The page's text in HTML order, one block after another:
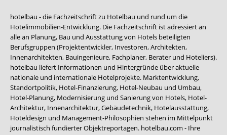
hotelbau - die Fachzeitschrift zu Hotelbau und rund um die
Hotelimmobilien-Entwicklung. Die Fachzeitschrift ist adressiert an
alle an Planung, Bau und Ausstattung von Hotels beteiligten
Berufsgruppen (Projektentwickler, Investoren, Architekten,
Innenarchitekten, Bauingenieure, Fachplaner, Berater und Hoteliers).
hotelbau liefert Informationen und Hintergründe über aktuelle
nationale und internationale Hotelprojekte. Marktentwicklung,
Standortpolitik, Hotel-Finanzierung, Hotel-Neubau und Umbau,
Hotel-Planung, Modernisierung und Sanierung von Hotels, Hotel-
Architektur, Innenarchitektur, Gebäudetechnik, Hotelausstattung,
Hoteldesign und Management-Philosophien stehen im Mittelpunkt
journalistisch fundierter Objektreportagen. hotelbau.com - Ihre